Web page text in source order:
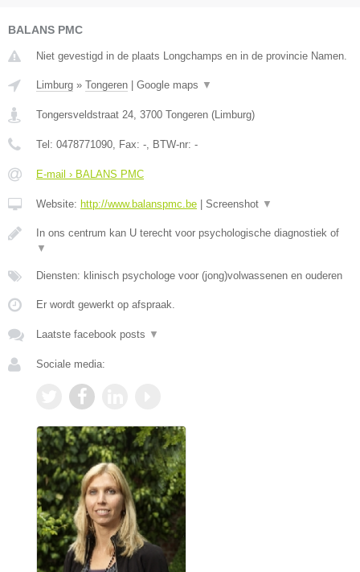
BALANS PMC
Niet gevestigd in de plaats Longchamps en in de provincie Namen.
Limburg » Tongeren Google maps ▼
Tongersveldstraat 24, 3700 Tongeren (Limburg)
Tel: 0478771090, Fax: -, BTW-nr: -
E-mail › BALANS PMC
Website: http://www.balanspmc.be Screenshot ▼
In ons centrum kan U terecht voor psychologische diagnostiek of
▼
Diensten: klinisch psychologe voor (jong)volwassenen en ouderen
Er wordt gewerkt op afspraak.
Laatste facebook posts ▼
Sociale media: